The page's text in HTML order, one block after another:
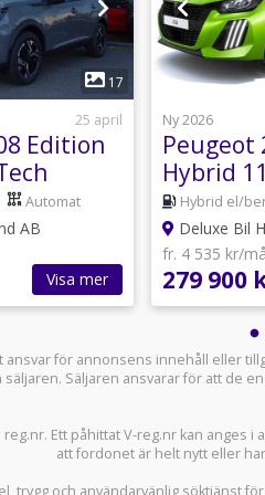
17
25 april
Edition
3
Automat
AB
Visa mer
Ny 2026
Peugeot
Hybrid
*FriHybrid el/
Deluxe Bil
fr. 4 535 kr/
279 900
ansvar för annonsens innehåll eller
säljaren. Säljaren ansvarar för att de
reg.nr. Ett påhittat V-reg.nr kan
att fordonet är helt nytt eller
trygg och användarvänlig söktjänst